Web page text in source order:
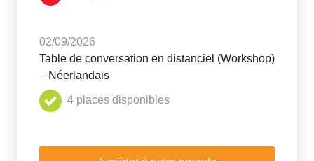
02/09/2026
Table de conversation en distanciel (Workshop)
– Néerlandais
4 places disponibles